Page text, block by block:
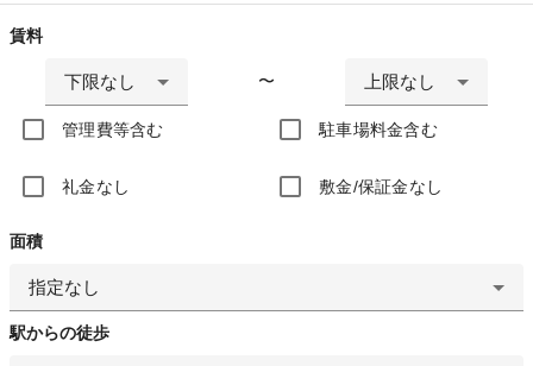
賃料
下限なし 〜 上限なし
管理費等含む 駐車場料金含む
礼金なし 敷金/保証金なし
面積
指定なし
駅からの徒歩